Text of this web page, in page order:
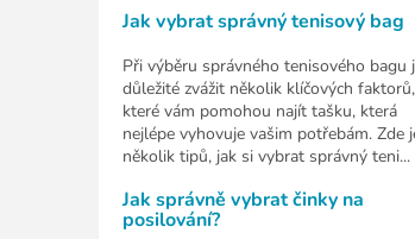
Jak vybrat správný tenisový bag
Při výběru správného tenisového bagu
důležité zvážit několik klíčových faktorů,
které vám pomohou najít tašku, která
nejlépe vyhovuje vašim potřebám. Zde
několik tipů, jak si vybrat správný teni...
Jak správně vybrat činky na
posilování?